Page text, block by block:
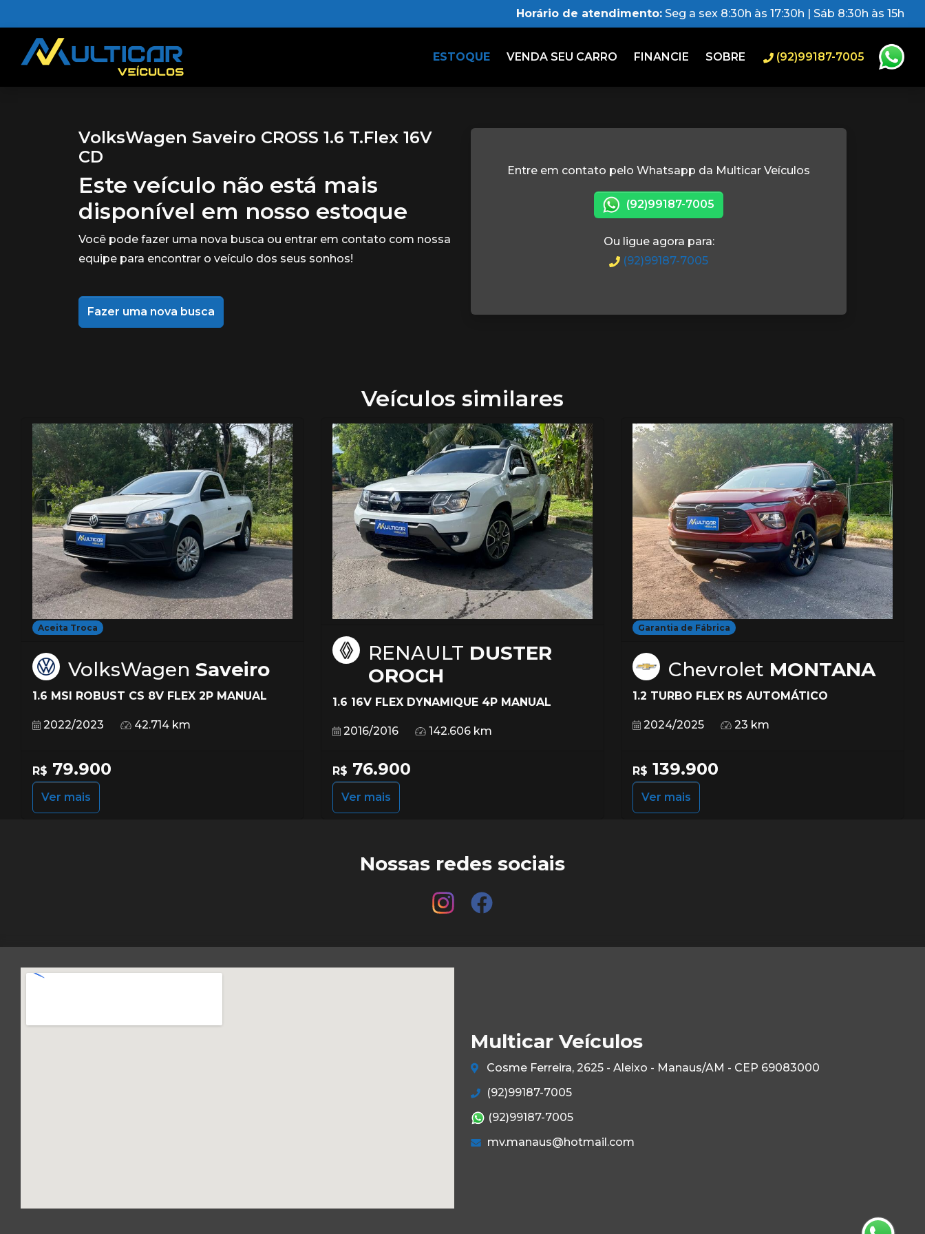
Horário de atendimento: Seg a sex 8:30h às 17:30h | Sáb 8:30h às 15h
ESTOQUE VENDA SEU CARRO FINANCIE SOBRE (92)99187-7005
VolksWagen Saveiro CROSS 1.6 T.Flex 16V
CD
Este veículo não está mais
disponível em nosso estoque
Você pode fazer uma nova busca ou entrar em contato com nossa
equipe para encontrar o veículo dos seus sonhos!
Fazer uma nova busca
Entre em contato pelo Whatsapp da Multicar Veículos
(92)99187-7005
Ou ligue agora para:
(92)99187-7005
Veículos similares
Aceita Troca
VolksWagen Saveiro
1.6 MSI ROBUST CS 8V FLEX 2P MANUAL
2022/2023 42.714 km
R$ 79.900
Ver mais
RENAULT DUSTER
OROCH
1.6 16V FLEX DYNAMIQUE 4P MANUAL
2016/2016 142.606 km
R$ 76.900
Ver mais
Garantia de Fábrica
Chevrolet MONTANA
1.2 TURBO FLEX RS AUTOMÁTICO
2024/2025 23 km
R$ 139.900
Ver mais
Nossas redes sociais
Multicar Veículos
Cosme Ferreira, 2625 - Aleixo - Manaus/AM - CEP 69083000
(92)99187-7005
(92)99187-7005
mv.manaus@hotmail.com